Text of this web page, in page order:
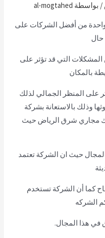
/ بواسطة al-mogtahed
من أفضل الشركات على
حال
المشكلات التي قد تؤثر على
بالمكان
على المنظر الجمالي لذلك
وذلك بالاستعانة بشركة
مجاري شرق الرياض حيث
حيث ان الشركة تعتمد
كما أن الشركة تستخدم
الشركه
في هذا المجال.